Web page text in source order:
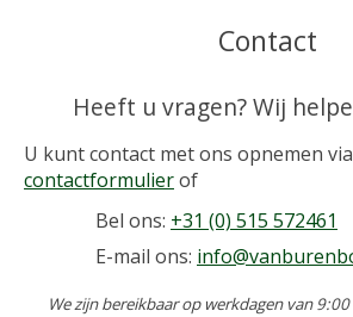
Contact
Heeft u vragen? Wij
U kunt contact met ons opnemen
contactformulierof
Bel ons: +31 (0) 515 572461
E-mail ons:
We zijn bereikbaar op werkdagen van